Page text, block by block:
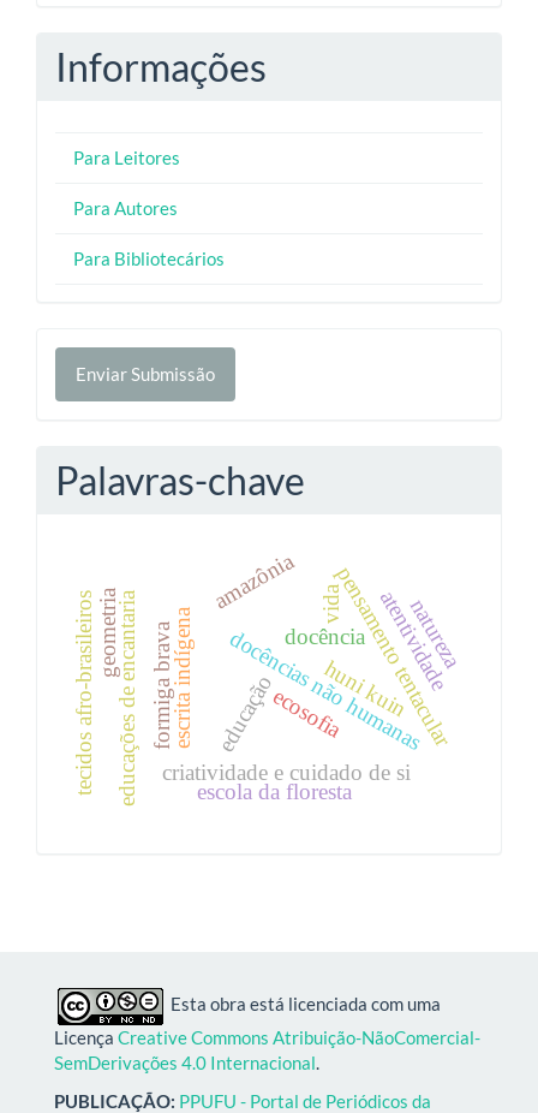
Informações
Para Leitores
Para Autores
Para Bibliotecários
Enviar
Submissão
Enviar Submissão
Palavras-chave
formiga brava
amazônia
educações de encantaria docências não humanas
educação pensamento tentacular
docência
vida
criatividade e cuidado de si
ecosofia
escrita indígena huni kuinatentividade
escola da floresta
natureza
geometria
tecidos afro-brasileiros
Esta obra está licenciada com uma
Licença Creative Commons Atribuição-NãoComercial-
SemDerivações 4.0 Internacional.
PUBLICAÇÃO: PPUFU - Portal de Periódicos da